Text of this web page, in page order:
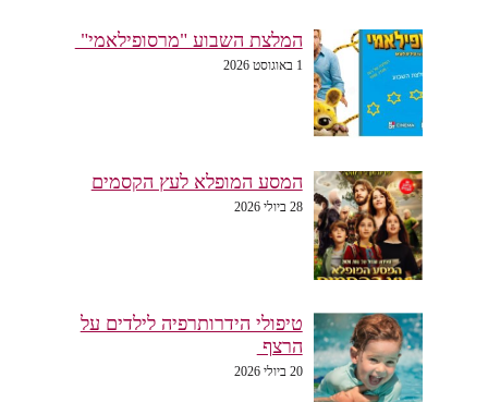
המלצת השבוע "מרסופילאמי"
1 באוגוסט 2026
המסע המופלא לעץ הקסמים
28 ביולי 2026
טיפולי הידרותרפיה לילדים על
הרצף
20 ביולי 2026